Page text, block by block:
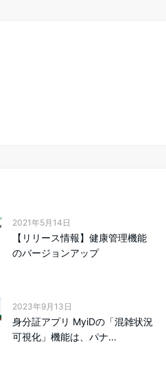
2021年5月14日
【リリース情報】健康管理機能
のバージョンアップ
2023年9月13日
身分証アプリ MyiDの「混雑状況
可視化」機能は、パナ...